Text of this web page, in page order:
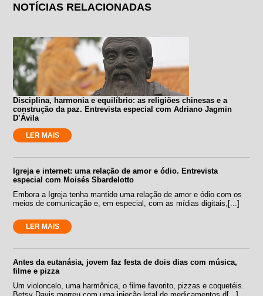
NOTÍCIAS RELACIONADAS
Disciplina, harmonia e equilíbrio: as religiões chinesas e a
construção da paz. Entrevista especial com Adriano Jagmin
D’Ávila
LER MAIS
Igreja e internet: uma relação de amor e ódio. Entrevista
especial com Moisés Sbardelotto
Embora a Igreja tenha mantido uma relação de amor e ódio com os
meios de comunicação e, em especial, com as mídias digitais,[...]
LER MAIS
Antes da eutanásia, jovem faz festa de dois dias com música,
filme e pizza
Um violoncelo, uma harmônica, o filme favorito, pizzas e coquetéis.